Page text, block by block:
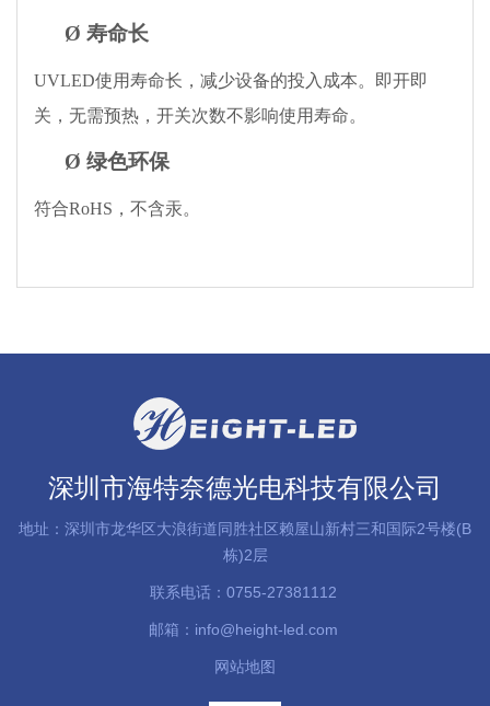
Ø 寿命长
UVLED使用寿命长，减少设备的投入成本。即开即
关 ，无需预热，开关次数不影响使用寿命。
Ø 绿色环保
符合RoHS，不含汞。
深圳市海特奈德光电科技有限公司
地址：深圳市龙华区大浪街道同胜社区赖屋山新村三和国际2号楼(B
栋)2层
联系电话：0755-27381112
邮箱：info@height-led.com
网站地图